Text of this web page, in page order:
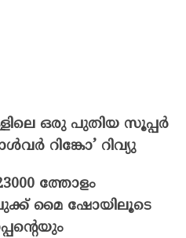
ഒരു പുതിയ സൂപ്പർ
റിങ്കോ’ റിവ്യു
ത്തോളം
മൈ ഷോയിലൂടെ